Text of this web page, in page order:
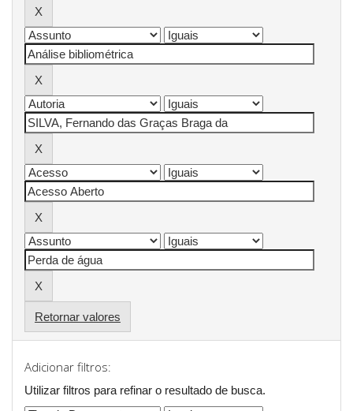
Retornar valores
Adicionar filtros:
Utilizar filtros para refinar o resultado de busca.